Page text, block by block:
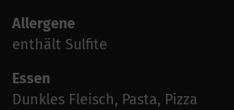
Allergene
enthält Sulfite
Essen
Dunkles Fleisch, Pasta, Pizza